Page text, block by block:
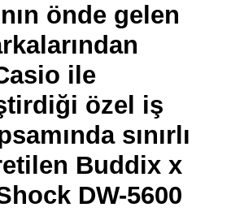
önde gelen
ile
özel iş
sınırlı
Buddix x
DW-5600